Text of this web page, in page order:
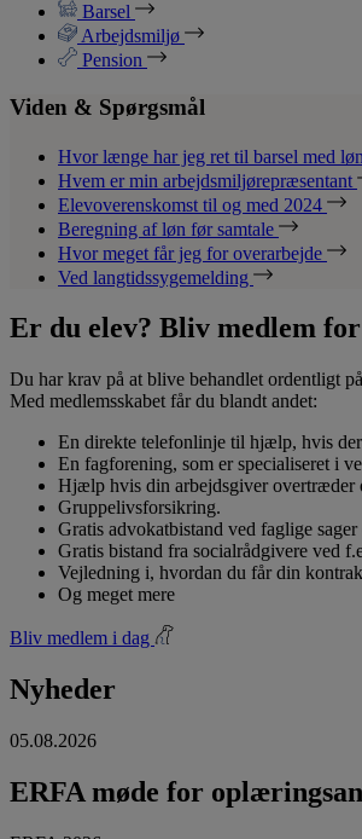
Barsel
Arbejdsmiljø
Pension
Viden & Spørgsmål
Hvor længe har jeg ret til barsel med
Hvem er min arbejdsmiljørepræsentant
Elevoverenskomst til og med 2024
Beregning af løn før samtale
Hvor meget får jeg for overarbejde
Ved langtidssygemelding
Er du elev? Bliv medlem
Du har krav på at blive behandlet ordentligt
Med medlemsskabet får du blandt andet:
En direkte telefonlinje til hjælp, hvis
En fagforening, som er specialiseret i
Hjælp hvis din arbejdsgiver overtræder
Gruppelivsforsikring.
Gratis advokatbistand ved faglige sager
Gratis bistand fra socialrådgivere ved
Vejledning i, hvordan du får din
Og meget mere
Bliv medlem i dag
Nyheder
05.08.2026
ERFA møde for